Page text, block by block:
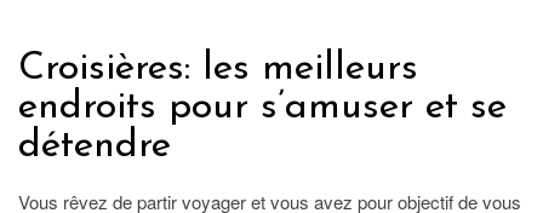
Croisières: les meilleurs
endroits pour s’amuser et se
détendre
Vous rêvez de partir voyager et vous avez pour objectif de vous